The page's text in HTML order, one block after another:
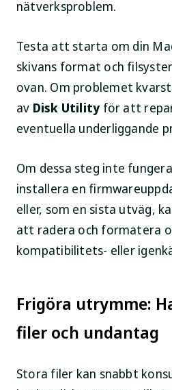
nätverksproblem.
Testa att starta om din
skivans format och
ovan. Om problemet
av Disk Utilityför att
eventuella underliggande
Om dessa steg inte
installera en
eller, som en sista utväg,
att radera och formatera
kompatibilitets- eller
Frigöra utrymme:
filer och undantag
Stora filer kan snabbt